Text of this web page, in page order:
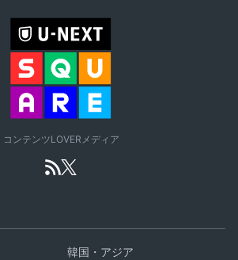
コンテンツLOVERメディア
韓国・アジア